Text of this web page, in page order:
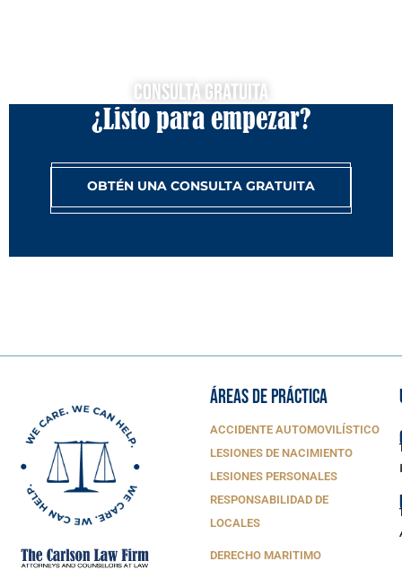
Consulta Gratuita
¿Listo para empezar?
OBTÉN UNA CONSULTA GRATUITA
ÁREAS DE PRÁCTICA
ACCIDENTE AUTOMOVILÍSTICO
LESIONES DE NACIMIENTO
LESIONES PERSONALES
RESPONSABILIDAD DE
LOCALES
DERECHO MARITIMO